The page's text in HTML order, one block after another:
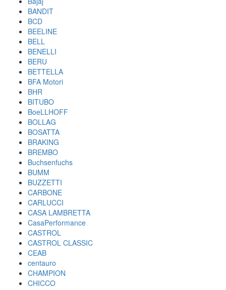
BANDIT
BCD
BEELINE
BELL
BENELLI
BERU
BETTELLA
BFA Motori
BHR
BITUBO
BoeLLHOFF
BOLLAG
BOSATTA
BRAKING
BREMBO
Buchsenfuchs
BUMM
BUZZETTI
CARBONE
CARLUCCI
CASA LAMBRETTA
CasaPerformance
CASTROL
CASTROL CLASSIC
CEAB
centauro
CHAMPION
CHICCO